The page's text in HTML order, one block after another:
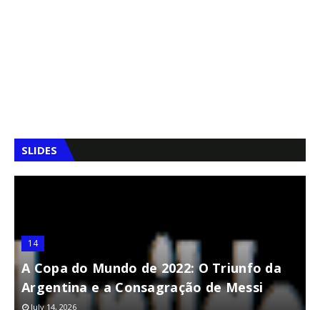
SLIDES
14
A Copa do Mundo de 2022: O Triunfo da
Argentina e a Consagração de Messi
July 14, 2026